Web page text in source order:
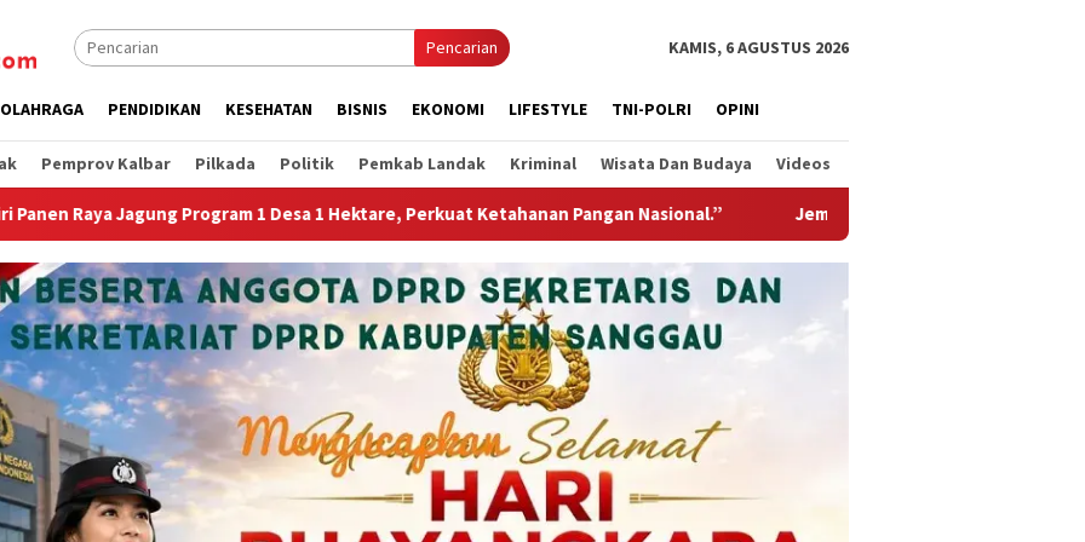
Pencarian KAMIS, 6 AGUSTUS 2026
OLAHRAGA PENDIDIKAN KESEHATAN BISNIS EKONOMI LIFESTYLE TNI-POLRI OPINI
Pemprov Kalbar Pilkada Politik Pemkab Landak Kriminal Wisata Dan Budaya Videos
Perkuat Ketahanan Pangan Nasional.” Jembatan Gantung Garuda Hadir Untuk Negeri, Wujud Kepedulian TNI Kepada